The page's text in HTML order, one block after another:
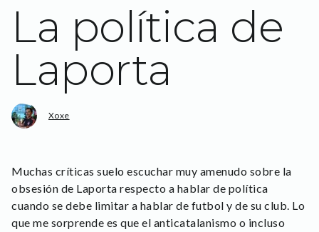
La política de
Laporta
Xoxe
Muchas críticas suelo escuchar muy amenudo sobre la
obsesión de Laporta respecto a hablar de política
cuando se debe limitar a hablar de futbol y de su club. Lo
que me sorprende es que el anticatalanismo o incluso